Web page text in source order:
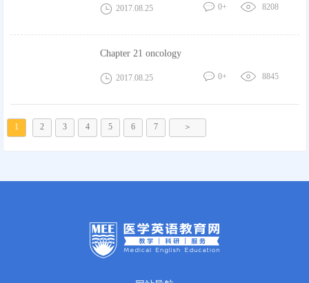
2017.08.25 8208
0+
Chapter 21 oncology
2017.08.25 8845
0+
1 2 3 4 5 6 7 ＞